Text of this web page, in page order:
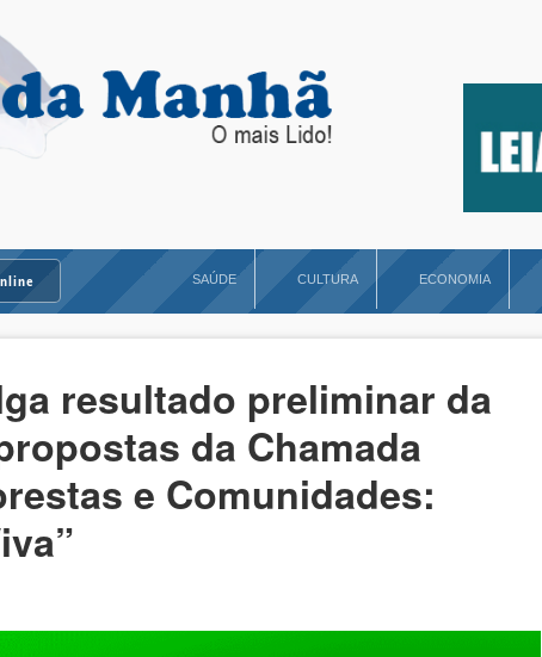
SAÚDE CULTURA ECONOMIA
resultado preliminar da
da Chamada
e Comunidades: